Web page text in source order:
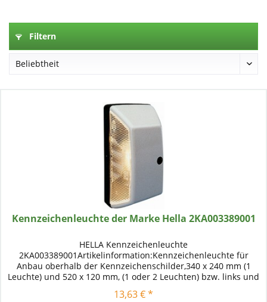
Filtern
Kennzeichenleuchte der Marke Hella 2KA003389001
HELLA Kennzeichenleuchte
2KA003389001Artikelinformation:Kennzeichenleuchte für
Anbau oberhalb der Kennzeichenschilder,340 x 240 mm (1
Leuchte) und 520 x 120 mm, (1 oder 2 Leuchten) bzw. links und
rechts der Kennzeichenschilder 340 x 240...
13,63 € *